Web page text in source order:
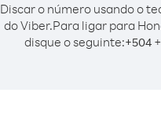
Discar o número usando o
do Viber.Para ligar para
disque o seguinte:+504 +